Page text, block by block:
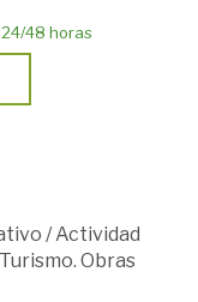
48 horas
/Actividad
Obras